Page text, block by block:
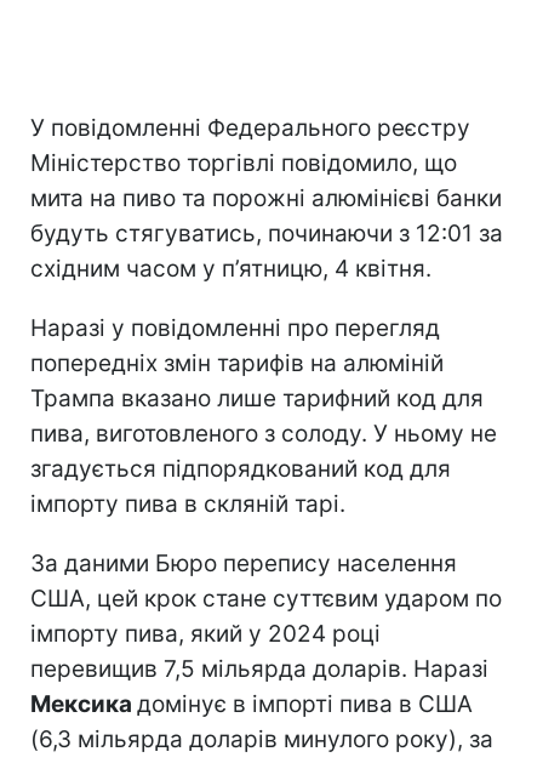
У повідомленні Федерального реєстру
Міністерство торгівлі повідомило, що
мита на пиво та порожні алюмінієві банки
будуть стягуватись, починаючи з 12:01 за
східним часом у п’ятницю, 4 квітня.
Наразі у повідомленні про перегляд
попередніх змін тарифів на алюміній
Трампа вказано лише тарифний код для
пива, виготовленого з солоду. У ньому не
згадується підпорядкований код для
імпорту пива в скляній тарі.
За даними Бюро перепису населення
США, цей крок стане суттєвим ударом по
імпорту пива, який у 2024 році
перевищив 7,5 мільярда доларів. Наразі
Мексика домінує в імпорті пива в США
(6,3 мільярда доларів минулого року), за